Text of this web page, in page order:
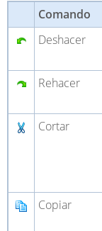
Comando
Deshacer
Rehacer
Cortar
Copiar